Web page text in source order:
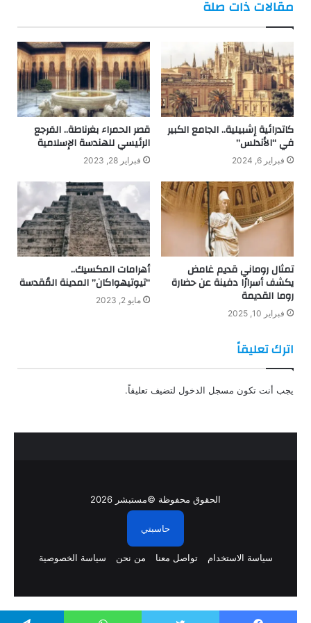
مقالات ذات صلة
كاتدرائية إشبيلية.. الجامع الكبير
في “الأندلس”
فبراير 6, 2024
قصر الحمراء بغرناطة.. المَرجع
الرئيسي للهندسة الإسلامية
فبراير 28, 2023
تمثال روماني قديم غامض
يكشف أسرارًا دفينة عن حضارة
روما القديمة
فبراير 10, 2025
أهرامات المكسيك..
“تيوتيهواكان” المدينة المُقدسة
مايو 2, 2023
اترك تعليقاً
يجب أنت تكون مسجل الدخول لتضيف تعليقاً.
الحقوق محفوظة ©مستبشر 2026
حاسبتي
سياسة الاستخدام تواصل معنا من نحن سياسة الخصوصية